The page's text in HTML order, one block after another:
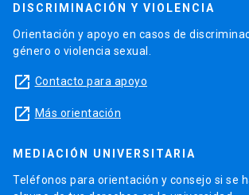
DISCRIMINACIÓN Y VIOLENCIA
Orientación y apoyo en casos de
género o violencia sexual.
launch Contacto para apoyo
launch Más orientación
MEDIACIÓN UNIVERSITARIA
Teléfonos para orientación y consejo si se